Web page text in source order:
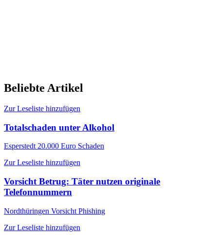
Beliebte Artikel
Zur Leseliste hinzufügen
Totalschaden unter Alkohol
Esperstedt 20.000 Euro Schaden
Zur Leseliste hinzufügen
Vorsicht Betrug: Täter nutzen originale
Telefonnummern
Nordthüringen Vorsicht Phishing
Zur Leseliste hinzufügen